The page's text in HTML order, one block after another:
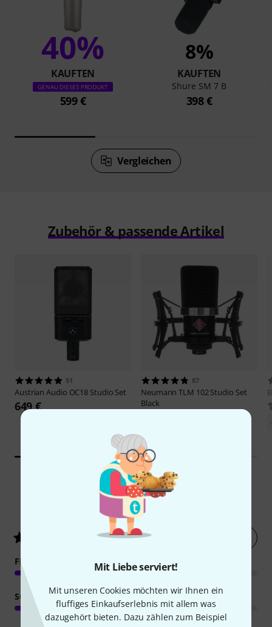
Mit Liebe serviert!
Mit unseren Cookies möchten wir Ihnen ein
fluffiges Einkaufserlebnis mit allem was
dazugehört bieten. Dazu zählen zum Beispiel
40%
KAUFTEN
GENAU DIESES PRODUKT
599 €
8%
KAUFTEN
Shure SM 7 B
398 €
Vergleichen
Zubehör & passende Artikel
51
Austrian Audio OC18 Studio Set
649 €
87
NeumannTLM 102 Studio Set
Black
Kundenbewertungen
4.5/ 5
FEATURES
SOUND